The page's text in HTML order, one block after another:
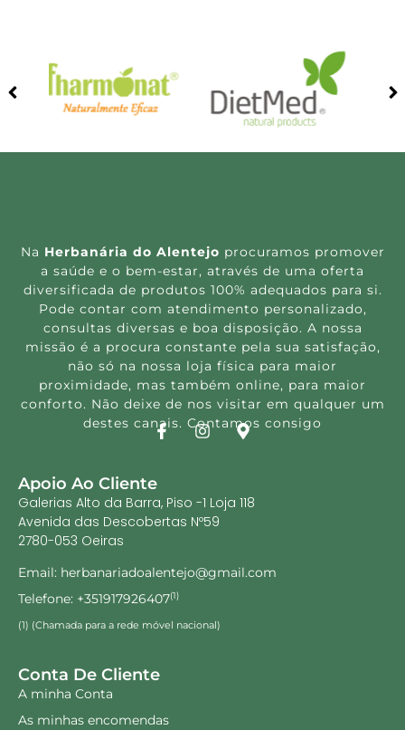
Na Herbanária do Alentejo procuramos promover
a saúde e o bem-estar, através de uma oferta
diversificada de produtos 100% adequados para si.
Pode contar com atendimento personalizado,
consultas diversas e boa disposição. A nossa
missão é a procura constante pela sua satisfação,
não só na nossa loja física para maior
proximidade, mas também online, para maior
conforto. Não deixe de nos visitar em qualquer um
destes canais. Contamos consigo
Apoio Ao Cliente
Galerias Alto da Barra, Piso -1 Loja 118
Avenida das Descobertas Nº59
2780-053 Oeiras
Email: herbanariadoalentejo@gmail.com
Telefone: +351917926407(1)
(1) (Chamada para a rede móvel nacional)
Conta De Cliente
A minha Conta
As minhas encomendas